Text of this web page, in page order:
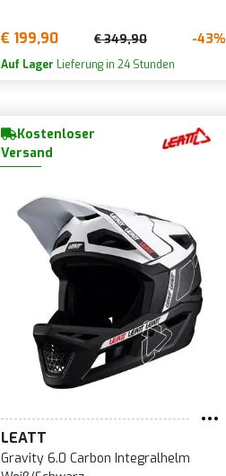
€ 199,90 € 349,90 -43%
Auf Lager Lieferung in 24 Stunden
Kostenloser
Versand
LEATT
Gravity 6.0 Carbon Integralhelm